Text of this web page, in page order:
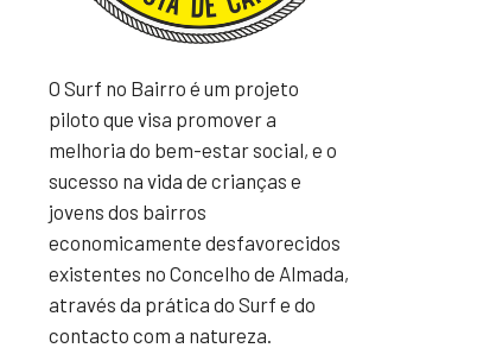
O Surf no Bairro é um projeto
piloto que visa promover a
melhoria do bem-estar social, e o
sucesso na vida de crianças e
jovens dos bairros
economicamente desfavorecidos
existentes no Concelho de Almada,
através da prática do Surf e do
contacto com a natureza.